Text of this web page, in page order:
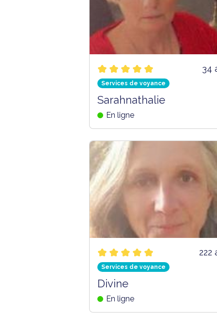
34
Services de voyance
Sarahnathalie
En ligne
222
Services de voyance
Divine
En ligne